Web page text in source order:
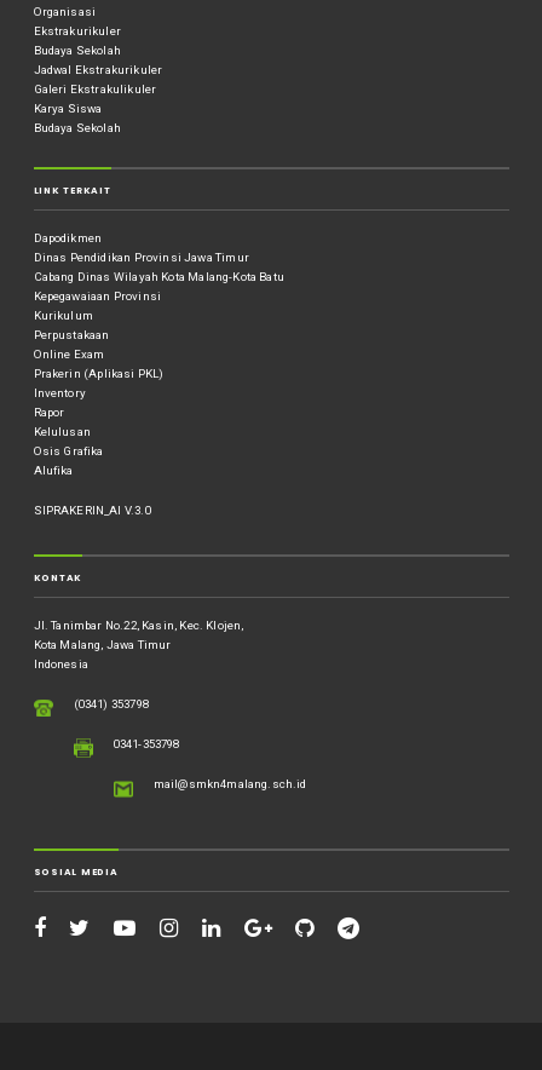
Organisasi
Ekstrakurikuler
Budaya Sekolah
Jadwal Ekstrakurikuler
Galeri Ekstrakulikuler
Karya Siswa
Budaya Sekolah
LINK TERKAIT
Dapodikmen
Dinas Pendidikan Provinsi Jawa Timur
Cabang Dinas Wilayah Kota Malang-Kota Batu
Kepegawaiaan Provinsi
Kurikulum
Perpustakaan
Online Exam
Prakerin (Aplikasi PKL)
Inventory
Rapor
Kelulusan
Osis Grafika
Alufika
SIPRAKERIN_AI V.3.0
KONTAK
Jl. Tanimbar No.22, Kasin, Kec. Klojen,
Kota Malang, Jawa Timur
Indonesia
(0341) 353798
0341-353798
mail@smkn4malang.sch.id
SOSIAL MEDIA